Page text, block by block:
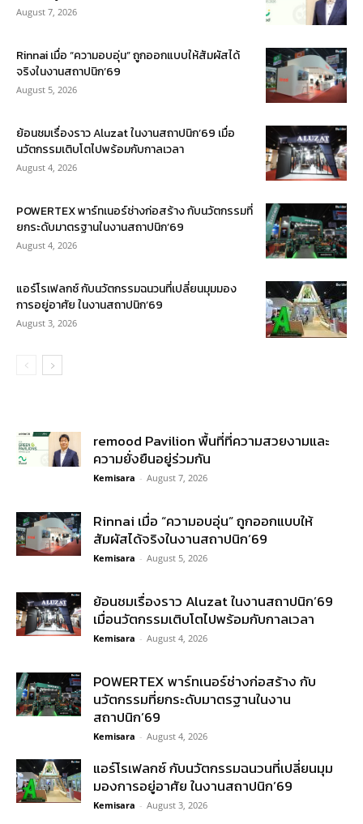
August 7, 2026
Rinnai เมื่อ “ความอบอุ่น” ถูกออกแบบให้สัมผัสได้
จริงในงานสถาปนิก’69
August 5, 2026
ย้อนชมเรื่องราว Aluzat ในงานสถาปนิก’69 เมื่อ
นวัตกรรมเติบโตไปพร้อมกับกาลเวลา
August 4, 2026
POWERTEX พาร์ทเนอร์ช่างก่อสร้าง กับนวัตกรรมที่
ยกระดับมาตรฐานในงานสถาปนิก’69
August 4, 2026
แอร์โรเฟลกซ์ กับนวัตกรรมฉนวนที่เปลี่ยนมุมมอง
การอยู่อาศัย ในงานสถาปนิก’69
August 3, 2026
remood Pavilion พื้นที่ที่ความสวยงามและ
ความยั่งยืนอยู่ร่วมกัน
Kemisara - August 7, 2026
Rinnai เมื่อ “ความอบอุ่น” ถูกออกแบบให้
สัมผัสได้จริงในงานสถาปนิก’69
Kemisara - August 5, 2026
ย้อนชมเรื่องราว Aluzat ในงานสถาปนิก’69
เมื่อนวัตกรรมเติบโตไปพร้อมกับกาลเวลา
Kemisara - August 4, 2026
POWERTEX พาร์ทเนอร์ช่างก่อสร้าง กับ
นวัตกรรมที่ยกระดับมาตรฐานในงาน
สถาปนิก’69
Kemisara - August 4, 2026
แอร์โรเฟลกซ์ กับนวัตกรรมฉนวนที่เปลี่ยนมุม
มองการอยู่อาศัย ในงานสถาปนิก’69
Kemisara - August 3, 2026